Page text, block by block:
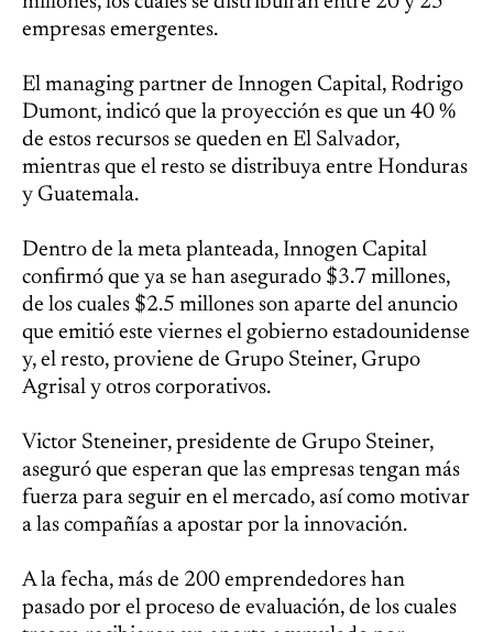
empresas emergentes.
El managing partner de Innogen Capital, Rodrigo
Dumont, indicó que la proyección es que un 40 %
de estos recursos se queden en El Salvador,
mientras que el resto se distribuya entre Honduras
y Guatemala.
Dentro de la meta planteada, Innogen Capital
confirmó que ya se han asegurado $3.7 millones,
de los cuales $2.5 millones son aparte del anuncio
que emitió este viernes el gobierno estadounidense
y, el resto, proviene de Grupo Steiner, Grupo
Agrisal y otros corporativos.
Victor Steneiner, presidente de Grupo Steiner,
aseguró que esperan que las empresas tengan más
fuerza para seguir en el mercado, así como motivar
a las compañías a apostar por la innovación.
A la fecha, más de 200 emprendedores han
pasado por el proceso de evaluación, de los cuales